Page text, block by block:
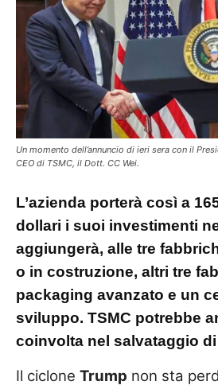
Un momento dell’annuncio di ieri sera con il
CEO di TSMC, il Dott. CC Wei.
L’azienda porterà così a
dollari i suoi investimenti
aggiungerà, alle tre
o in costruzione, altri tre
packaging avanzato e un
sviluppo. TSMC potrebbe
coinvolta nel salvataggio di
Il ciclone Trump non sta